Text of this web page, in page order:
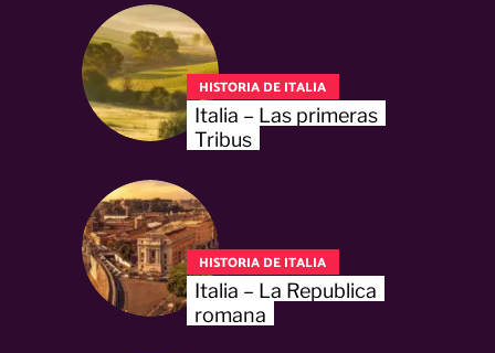
HISTORIA DE ITALIA
Italia – Las primeras
Tribus
HISTORIA DE ITALIA
Italia – La Republica
romana